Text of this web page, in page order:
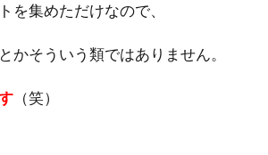
を集めただけなので、
かそういう類ではありません。
（笑）